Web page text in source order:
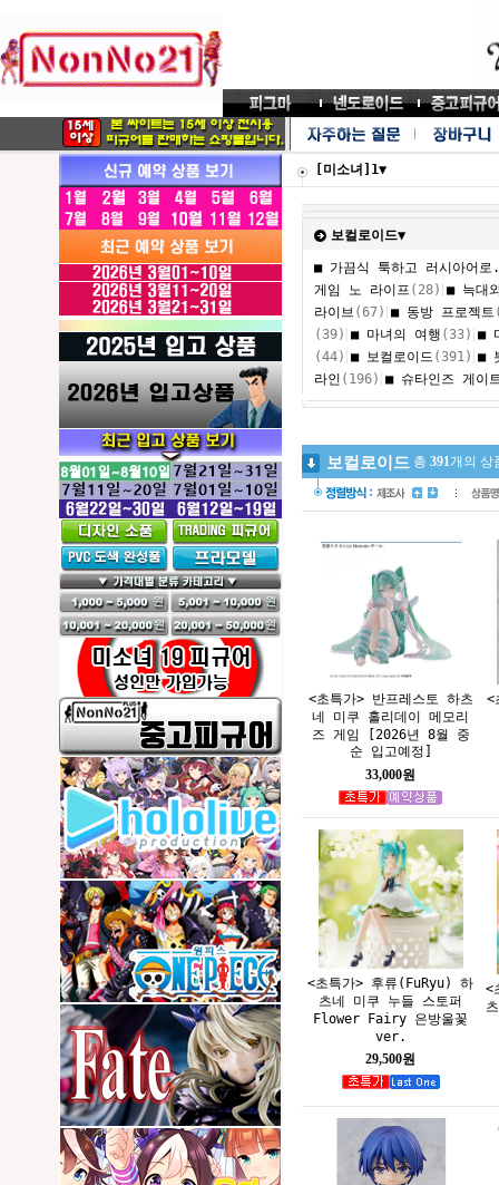
[미소녀]1▼
보컬로이드▼
■ 가끔식 툭하고 러시아어
게임 노 라이프 (28) ■ 늑대
라이브 (67) ■ 동방 프로젝트
(39) ■ 마녀의 여행 (33) ■
(44) ■ 보컬로이드 (391) ■
라인 (196) ■ 슈타인즈 게이
보컬로이드 총 391개의 상
<초특가> 반프레스토 하츠
네 미쿠 홀리데이 메모리
즈 게임 [2026년 8월 중
순 입고예정]
33,000원
<
<초특가> 후류(FuRyu) 하
츠네 미쿠 누들 스토퍼
Flower Fairy 은방울꽃
ver.
29,500원
<